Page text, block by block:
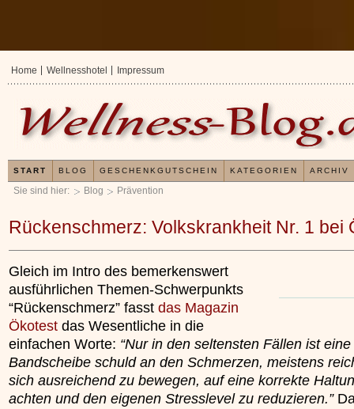
Sie sind hier: Blog Prävention
Rückenschmerz: Volkskrankheit Nr. 1 bei
Gleich im Intro des bemerkenswert
ausführlichen Themen-Schwerpunkts
“Rückenschmerz” fasst das Magazin
Ökotest das Wesentliche in die
einfachen Worte: “Nur in den seltensten Fällen ist
Bandscheibe schuld an den Schmerzen, meistens
sich ausreichend zu bewegen, auf eine korrekte
achten und den eigenen Stresslevel zu reduzieren.”
Erfahrungen mit
»»»
Home Wellnesshotel Impressum
START BLOG GESCHENKGUTSCHEIN KATEGORIEN ARCHIV